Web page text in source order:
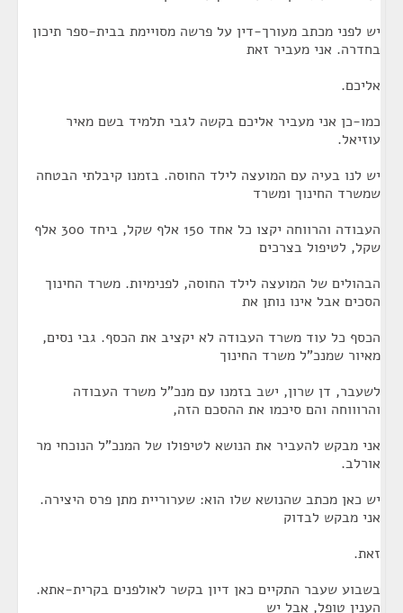
יש לפני מכתב מעורך-דין על פרשה מסויימת בבית-ספר תיכון
בחדרה. אני מעביר זאת
אליכם.
כמו-כן אני מעביר אליכם בקשה לגבי תלמיד בשם מאיר
עוזיאל.
יש לנו בעיה עם המועצה לילד החוסה. בזמנו קיבלתי הבטחה
שמשרד החינוך ומשרד
העבודה והרווחה יקצו כל אחד 150 אלף שקל, ביחד 300 אלף
שקל, לטיפול בצרכים
הבהולים של המועצה לילד החוסה, לפנימיות. משרד החינוך
הסכים אבל אינו נותן את
הכסף כל עוד משרד העבודה לא יקציב את הכסף. גבי נסים,
מאיור שמנכ"ל משרד החינוך
לשעבר, דן שרון, ישב בזמנו עם מנכ"ל משרד העבודה
והרוווחה והם סיכמו את ההסכם הזה,
אני מבקש להעביר את הנושא לטיפולו של המנכ"ל הנוכחי מר
אורלב.
יש כאן מכתב שהנושא שלו הוא: שערוריית מתן פרס היצירה.
אני מבקש לבדוק
זאת.
בשבוע שעבר התקיים כאן דיון בקשר לאולפנים בקרית-אתא.
הענין טופל, אבל יש